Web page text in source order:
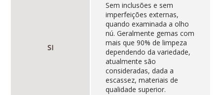
SI
Sem inclusões e sem
imperfeições externas,
quando examinada a olho
nú. Geralmente gemas com
mais que 90% de limpeza
dependendo da variedade,
atualmente são
consideradas, dada a
escassez, materiais de
qualidade superior.